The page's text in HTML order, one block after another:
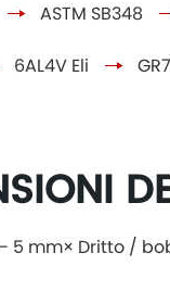
ASTM SB348
6AL4V Eli GR7
5 mm× Dritto /